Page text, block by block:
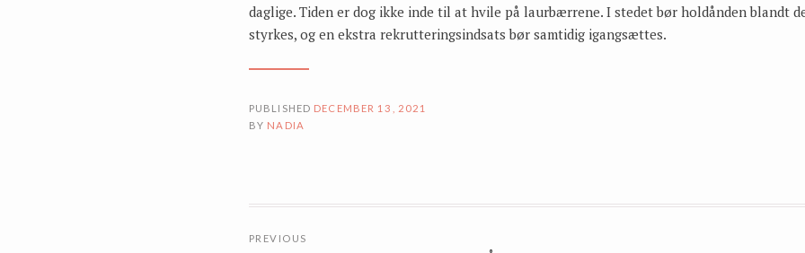
daglige. Tiden er dog ikke inde til at hvile på laurbærrene. I stedet bør holdånden blandt
styrkes, og en ekstra rekrutteringsindsats bør samtidig igangsættes.
PUBLISHED DECEMBER 13, 2021
BY NADIA
PREVIOUS